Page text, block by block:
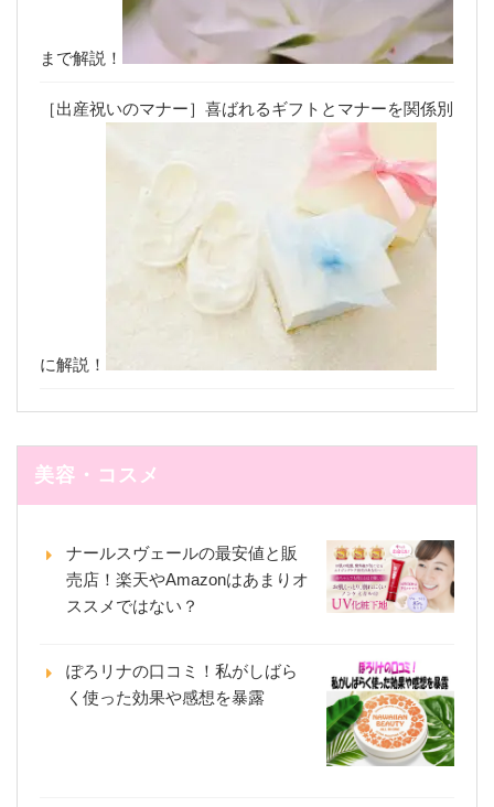
まで解説！
［出産祝いのマナー］喜ばれるギフトとマナーを関係別
に解説！
美容・コスメ
ナールスヴェールの最安値と販
売店！楽天やAmazonはあまりオ
ススメではない？
ぽろリナの口コミ！私がしばら
く使った効果や感想を暴露